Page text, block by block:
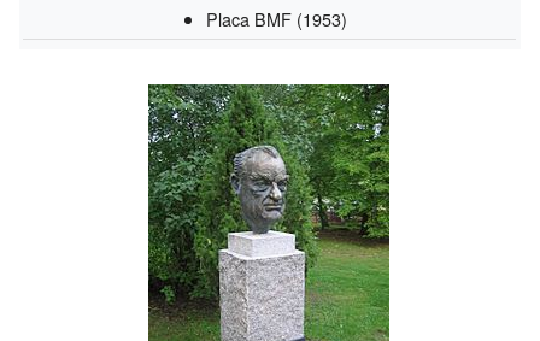
Placa BMF (1953)